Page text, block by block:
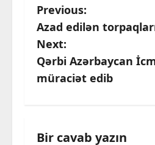
P
o
s
t
Previous:
Azad edilən
Next:
Qərbi Azərbaycan
müraciət edib
Bir cavab yazın